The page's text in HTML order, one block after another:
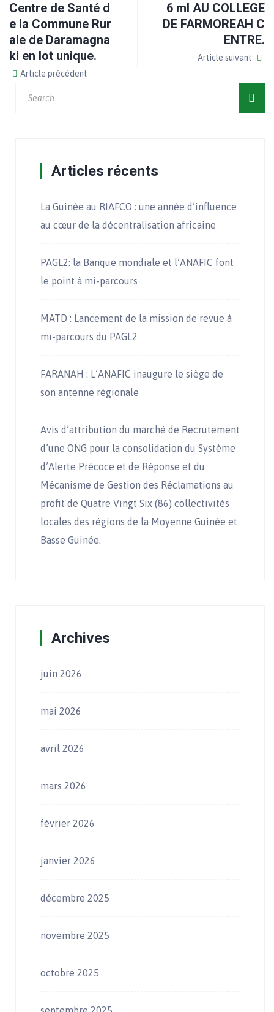
Centre de Santé d
e la Commune Rur
ale de Daramagna
ki en lot unique.
Article précédent
6 ml AU COLLEGE
DE FARMOREAH C
ENTRE.
Article suivant
Articles récents
La Guinée au RIAFCO : une année d’influence
au cœur de la décentralisation africaine
PAGL2: la Banque mondiale et l’ANAFIC font
le point à mi-parcours
MATD : Lancement de la mission de revue à
mi-parcours du PAGL2
FARANAH : L’ANAFIC inaugure le siège de
son antenne régionale
Avis d’attribution du marché de Recrutement
d’une ONG pour la consolidation du Système
d’Alerte Précoce et de Réponse et du
Mécanisme de Gestion des Réclamations au
profit de Quatre Vingt Six (86) collectivités
locales des régions de la Moyenne Guinée et
Basse Guinée.
Archives
juin 2026
mai 2026
avril 2026
mars 2026
février 2026
janvier 2026
décembre 2025
novembre 2025
octobre 2025